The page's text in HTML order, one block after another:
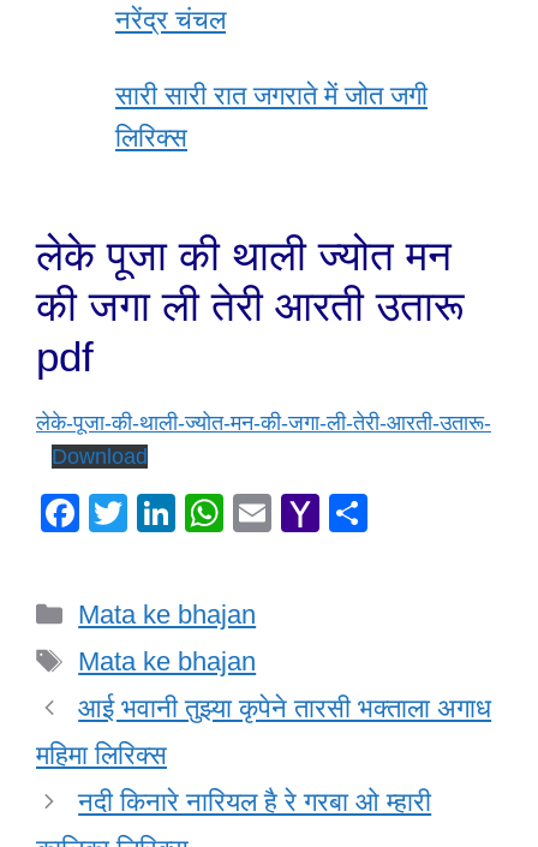
नरेंद्र चंचल
सारी सारी रात जगराते में जोत जगी
लिरिक्स
लेके पूजा की थाली ज्योत मन
की जगा ली तेरी आरती उतारू
pdf
लेके-पूजा-की-थाली-ज्योत-मन-की-जगा-ली-तेरी-आरती-उतारू-
Download
F
e
b
o
o
k
T
er
Li
e
dI
n
W
s
A
p
E
Y
M
Categories
Mata ke bhajan
Tags
Mata ke bhajan
आई भवानी तुझ्या कृपेने तारसी भक्ताला अगाध
महिमा लिरिक्स
नदी किनारे नारियल है रे गरबा ओ म्हारी